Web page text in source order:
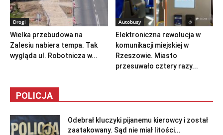
Drogi
Wielka przebudowa na
Zalesiu nabiera tempa. Tak
wygląda ul. Robotnicza w...
Autobusy
Elektroniczna rewolucja w
komunikacji miejskiej w
Rzeszowie. Miasto
przesuwało cztery razy...
POLICJA
Odebrał kluczyki pijanemu kierowcy i został
zaatakowany. Sąd nie miał litości...